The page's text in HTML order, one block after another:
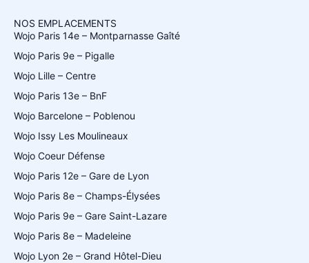
NOS EMPLACEMENTS
Wojo Paris 14e – Montparnasse Gaîté
Wojo Paris 9e – Pigalle
Wojo Lille – Centre
Wojo Paris 13e – BnF
Wojo Barcelone – Poblenou
Wojo Issy Les Moulineaux
Wojo Coeur Défense
Wojo Paris 12e – Gare de Lyon
Wojo Paris 8e – Champs-Élysées
Wojo Paris 9e – Gare Saint-Lazare
Wojo Paris 8e – Madeleine
Wojo Lyon 2e – Grand Hôtel-Dieu